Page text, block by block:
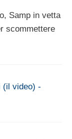
Samp in vetta
scommettere
(il video) -